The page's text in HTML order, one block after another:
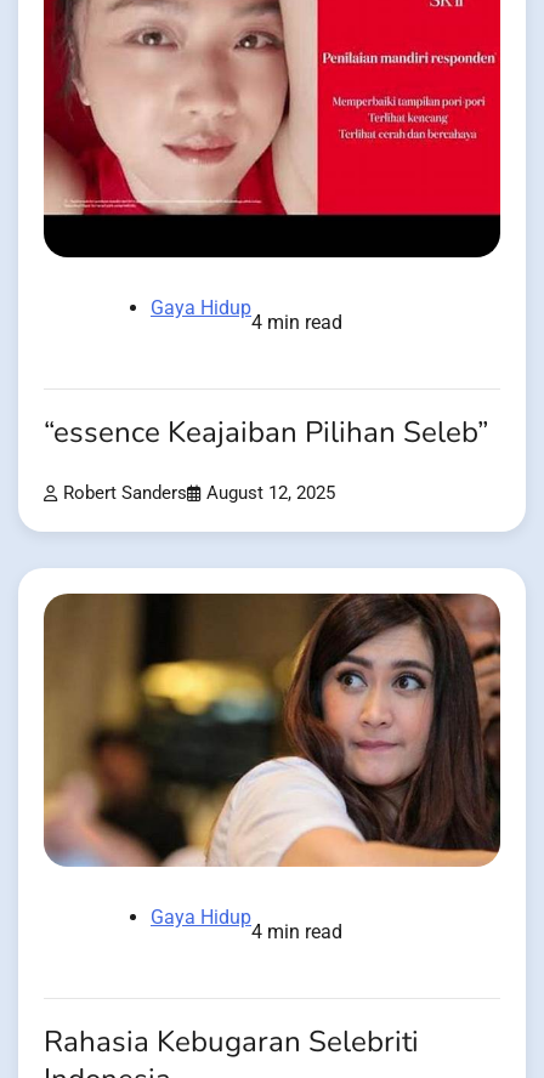
Gaya Hidup
4 min read
“essence Keajaiban Pilihan Seleb”
Robert Sanders August 12, 2025
Gaya Hidup
4 min read
Rahasia Kebugaran Selebriti